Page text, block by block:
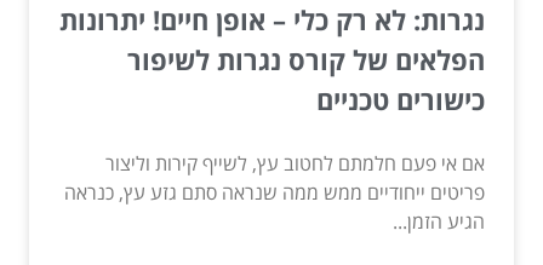
נגרות: לא רק כלי – אופן חיים! יתרונות
הפלאים של קורס נגרות לשיפור
כישורים טכניים
אם אי פעם חלמתם לחטוב עץ, לשייף קירות וליצור
פריטים ייחודיים ממש ממה שנראה סתם גזע עץ, כנראה
הגיע הזמן...